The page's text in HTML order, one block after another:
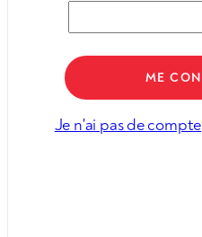
Je n'ai pas de compte